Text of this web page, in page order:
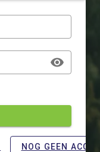
NOG GEEN